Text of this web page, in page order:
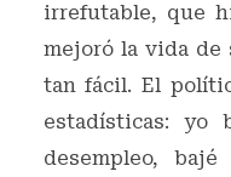
irrefutable, que
mejoró la vida de
tan fácil. El
estadísticas: yo
desempleo,